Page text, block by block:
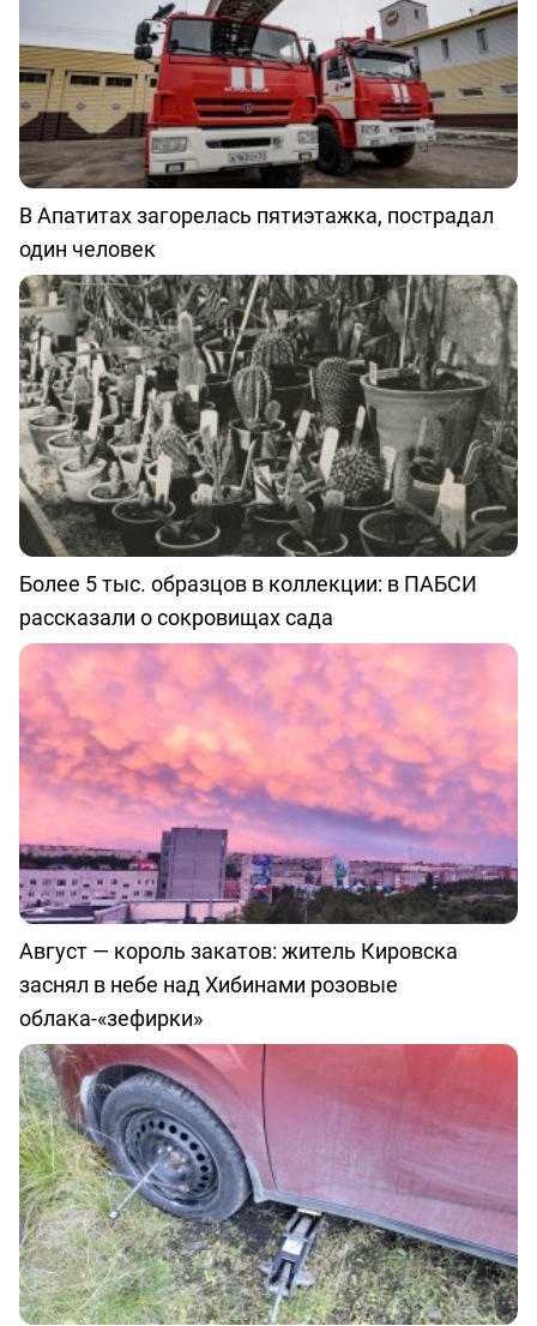
В Апатитах загорелась пятиэтажка, пострадал
один человек
Более 5 тыс. образцов в коллекции: в ПАБСИ
рассказали о сокровищах сада
Август — король закатов: житель Кировска
заснял в небе над Хибинами розовые
облака-«зефирки»